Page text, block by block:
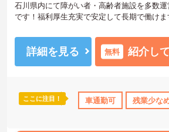
産休･育休･介護休暇取得実績あり 社
石川県内にて障がい者・高齢者施設を多数
です！福利厚生充実で安定して長期で働けま
すのでお気軽にご相談ください。
詳細を見る 無料 紹介し
ここに注目！ 車通勤可 残業少な